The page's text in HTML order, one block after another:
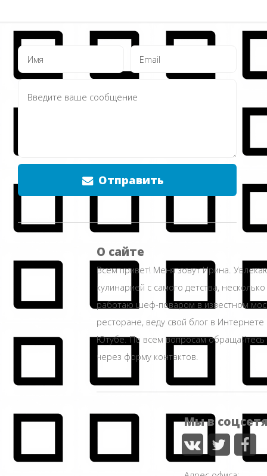
Отправить
О сайте
Всем привет! Меня зовут Ирина.
кулинарией с самого детства,
работаю шеф-поваром в известном
ресторане, веду свой блог в Интернете
Ютубе. По всем вопросам
через форму контактов.
Мы в